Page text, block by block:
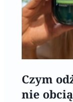
Czym
nie